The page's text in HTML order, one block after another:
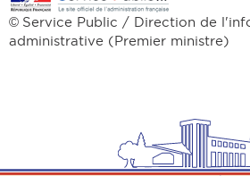
© Service Public / Direction de
administrative (Premier ministre)